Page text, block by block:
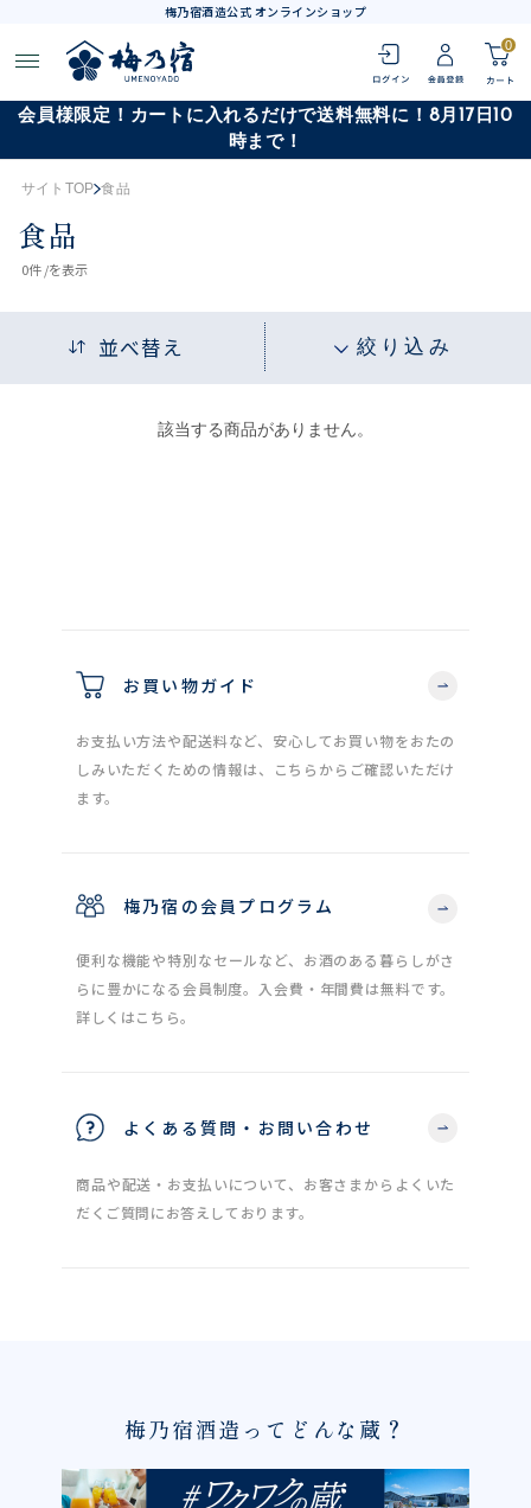
梅乃宿酒造公式 オンラインショップ
0
会員様限定！カートに入れるだけで送料無料に！8月17日10
時まで！
サイトTOP 食品
食品
0件 /を表示
並べ替え 絞り込み
該当する商品がありません。
お買い物ガイド
お支払い方法や配送料など、安心してお買い物をおたの
しみいただくための情報は、こちらからご確認いただけ
ます。
梅乃宿の会員プログラム
便利な機能や特別なセールなど、お酒のある暮らしがさ
らに豊かになる会員制度。入会費・年間費は無料です。
詳しくはこちら。
よくある質問・お問い合わせ
商品や配送・お支払いについて、お客さまからよくいた
だくご質問にお答えしております。
梅乃宿酒造ってどんな蔵？